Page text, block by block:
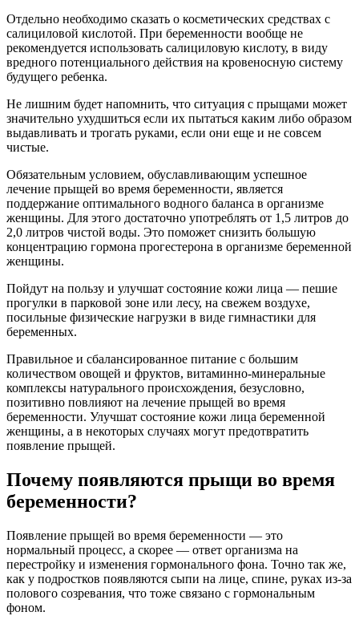
Отдельно необходимо сказать о косметических средствах с
салициловой кислотой. При беременности вообще не
рекомендуется использовать салициловую кислоту, в виду
вредного потенциального действия на кровеносную систему
будущего ребенка.
Не лишним будет напомнить, что ситуация с прыщами может
значительно ухудшиться если их пытаться каким либо образом
выдавливать и трогать руками, если они еще и не совсем
чистые.
Обязательным условием, обуславливающим успешное
лечение прыщей во время беременности, является
поддержание оптимального водного баланса в организме
женщины. Для этого достаточно употреблять от 1,5 литров до
2,0 литров чистой воды. Это поможет снизить большую
концентрацию гормона прогестерона в организме беременной
женщины.
Пойдут на пользу и улучшат состояние кожи лица — пешие
прогулки в парковой зоне или лесу, на свежем воздухе,
посильные физические нагрузки в виде гимнастики для
беременных.
Правильное и сбалансированное питание с большим
количеством овощей и фруктов, витаминно-минеральные
комплексы натурального происхождения, безусловно,
позитивно повлияют на лечение прыщей во время
беременности. Улучшат состояние кожи лица беременной
женщины, а в некоторых случаях могут предотвратить
появление прыщей.
Почему появляются прыщи во время
беременности?
Появление прыщей во время беременности — это
нормальный процесс, а скорее — ответ организма на
перестройку и изменения гормонального фона. Точно так же,
как у подростков появляются сыпи на лице, спине, руках из-за
полового созревания, что тоже связано с гормональным
фоном.